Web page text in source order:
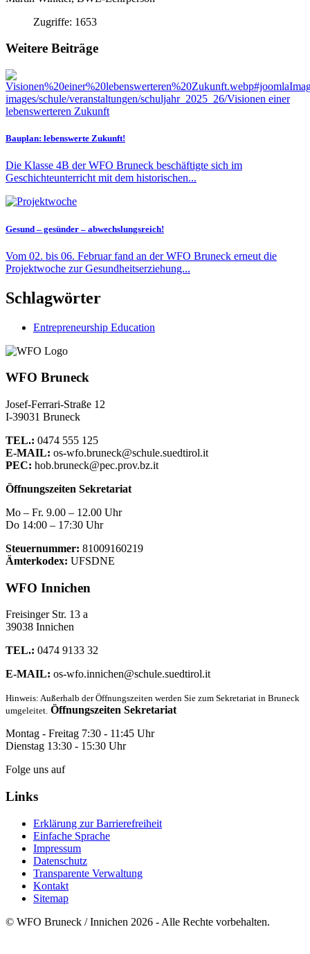
Zugriffe: 1653
Weitere Beiträge
Bauplan: lebenswerte Zukunft!
Die Klasse 4B der WFO Bruneck beschäftigte sich im
Geschichteunterricht mit dem historischen...
Gesund – gesünder – abwechslungsreich!
Vom 02. bis 06. Februar fand an der WFO Bruneck erneut die
Projektwoche zur Gesundheitserziehung...
Schlagwörter
Entrepreneurship Education
WFO Bruneck
Josef-Ferrari-Straße 12
I-39031 Bruneck
TEL.: 0474 555 125
E-MAIL: os-wfo.bruneck@schule.suedtirol.it
PEC: hob.bruneck@pec.prov.bz.it
Öffnungszeiten Sekretariat
Mo – Fr. 9.00 – 12.00 Uhr
Do 14:00 – 17:30 Uhr
Steuernummer: 81009160219
Ämterkodex: UFSDNE
WFO Innichen
Freisinger Str. 13 a
39038 Innichen
TEL.: 0474 9133 32
E-MAIL: os-wfo.innichen@schule.suedtirol.it
Hinweis: Außerhalb der Öffnungszeiten werden Sie zum Sekretariat in Bruneck
umgeleitet. Öffnungszeiten Sekretariat
Montag - Freitag 7:30 - 11:45 Uhr
Dienstag 13:30 - 15:30 Uhr
Folge uns auf
Links
Erklärung zur Barrierefreiheit
Einfache Sprache
Impressum
Datenschutz
Transparente Verwaltung
Kontakt
Sitemap
© WFO Bruneck / Innichen 2026 - Alle Rechte vorbehalten.